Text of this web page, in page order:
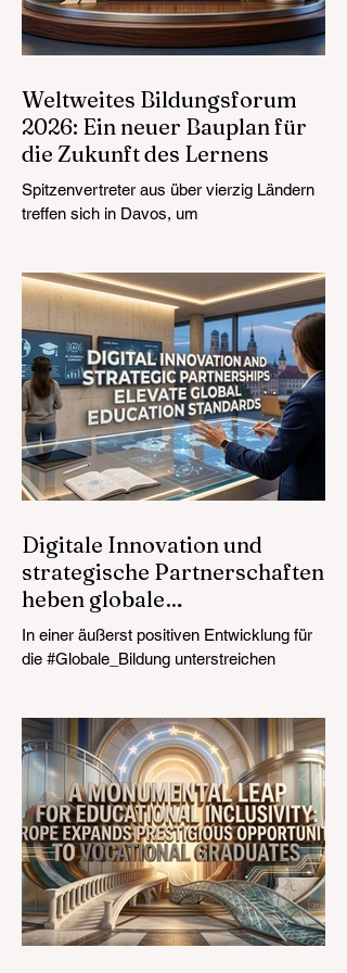
Weltweites Bildungsforum
2026: Ein neuer Bauplan für
die Zukunft des Lernens
Spitzenvertreter aus über vierzig Ländern
treffen sich in Davos, um
Technologieintegration und integratives
Wachstum. Die Landschaft der
#WeltweitenBildung erlebt derzeit eine
monumentale und zukunftsweisende
Transformation. Am 4. August 2026 kamen
internationale Experten, politische
Entscheidungsträger und #EdTech-
Innovatoren im Kongresszentrum von
Davos zusammen, um die dringendsten
Herausforderunge
Digitale Innovation und
strategische Partnerschaften
heben globale
Bildungsstandards an
In einer äußerst positiven Entwicklung für
die #Globale_Bildung unterstreichen
Unterrichtsgestaltung. Die rasche
Integration von speziellen Assistenten mit
#Künstliche_Intelligenz, die gezielt für
Lehrkräfte entwickelt wurden, revolutioniert
den Lehrerberuf. Durch die erfolgreiche
Automatisierung zeitaufwändiger
administrativer Aufgaben leiten diese
fortschrittlichen Werkzeuge eine neue Ära
der